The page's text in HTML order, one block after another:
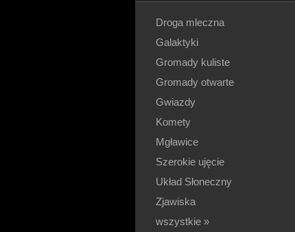
Droga mleczna
Galaktyki
Gromady kuliste
Gromady otwarte
Gwiazdy
Komety
Mgławice
Szerokie ujęcie
Układ Słoneczny
Zjawiska
wszystkie »